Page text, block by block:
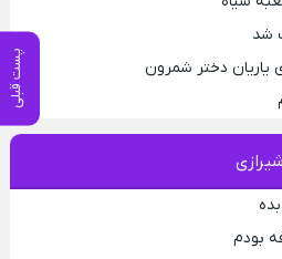
پست قبلی
شد
یاریان دختر شمرون
بودم